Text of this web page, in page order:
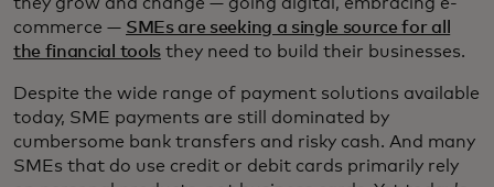
commerce — SMEs are seeking a single source for all
the financial toolsthey need to build their businesses.
Despite the wide range of payment solutions available
today, SME payments are still dominated by
cumbersome bank transfers and risky cash. And many
SMEs that do use credit or debit cards primarily rely